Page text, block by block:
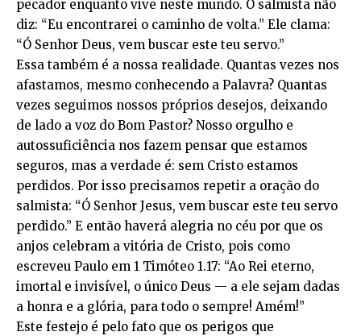
pecador enquanto vive neste mundo. O salmista não
diz: “Eu encontrarei o caminho de volta.” Ele clama:
“Ó Senhor Deus, vem buscar este teu servo.”
Essa também é a nossa realidade. Quantas vezes nos
afastamos, mesmo conhecendo a Palavra? Quantas
vezes seguimos nossos próprios desejos, deixando
de lado a voz do Bom Pastor? Nosso orgulho e
autossuficiência nos fazem pensar que estamos
seguros, mas a verdade é: sem Cristo estamos
perdidos. Por isso precisamos repetir a oração do
salmista: “Ó Senhor Jesus, vem buscar este teu servo
perdido.” E então haverá alegria no céu por que os
anjos celebram a vitória de Cristo, pois como
escreveu Paulo em 1 Timóteo 1.17: “Ao Rei eterno,
imortal e invisível, o único Deus — a ele sejam dadas
a honra e a glória, para todo o sempre! Amém!”
Este festejo é pelo fato que os perigos que